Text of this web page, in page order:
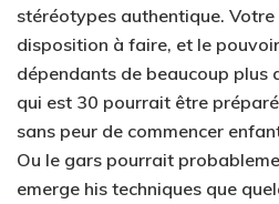
stéréotypes authentique.
disposition à faire, et le
dépendants de beaucoup plus
qui est 30 pourrait être
sans peur de commencer
Ou le gars pourrait
emerge his techniques que